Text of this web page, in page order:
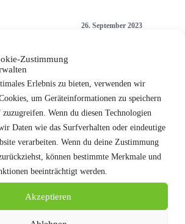
Zustimmung
Erlebnis zu bieten, verwenden wir
um Geräteinformationen zu speichern
Wenn du diesen Technologien
Daten wie das Surfverhalten oder eindeutige
verarbeiten. Wenn du deine Zustimmung
können bestimmte Merkmale und
beeinträchtigt werden.
Akzeptieren
26. September 2023
LESEN